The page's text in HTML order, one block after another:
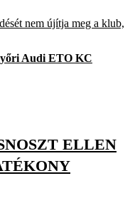
nem újítja meg a klub,
Audi ETO KC
ELLEN